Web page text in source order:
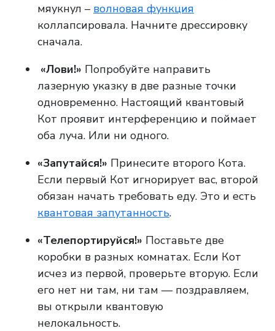
мяукнул – волновая функция
коллапсировала. Начните дрессировку
сначала.
«Лови!» Попробуйте направить
лазерную указку в две разные точки
одновременно. Настоящий квантовый
Кот проявит интерференцию и поймает
оба луча. Или ни одного.
«Запутайся!» Принесите второго Кота.
Если первый Кот игнорирует вас, второй
обязан начать требовать еду. Это и есть
квантовая запутанность.
«Телепортируйся!» Поставьте две
коробки в разных комнатах. Если Кот
исчез из первой, проверьте вторую. Если
его нет ни там, ни там — поздравляем,
вы открыли квантовую
нелокальность.